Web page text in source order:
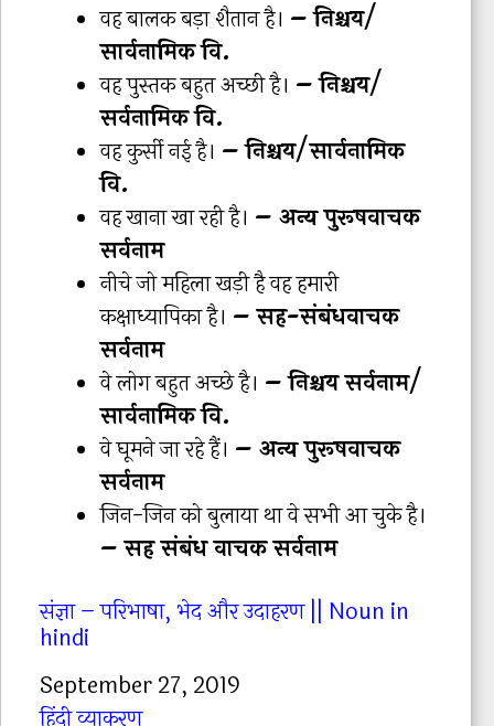
वह बालक बड़ा शैतान है। – निश्चय/
सार्वनामिक वि.
वह पुस्तक बहुत अच्छी है। – निश्चय/
सर्वनामिक वि.
वह कुर्सी नई है। – निश्चय/सार्वनामिक
वि.
वह खाना खा रही है। – अन्य पुरूषवाचक
सर्वनाम
नीचे जो महिला खड़ी है वह हमारी
कक्षाध्यापिका है। – सह-संबंधवाचक
सर्वनाम
वे लोग बहुत अच्छे है। – निश्चय सर्वनाम/
सार्वनामिक वि.
वे घूमने जा रहे हैं। – अन्य पुरूषवाचक
सर्वनाम
जिन-जिन को बुलाया था वे सभी आ चुके है।
– सह संबंध वाचक सर्वनाम
संज्ञा – परिभाषा, भेद और उदाहरण || Noun in
hindi
Date
September 27, 2019
In relation to
हिंदी व्याकरण